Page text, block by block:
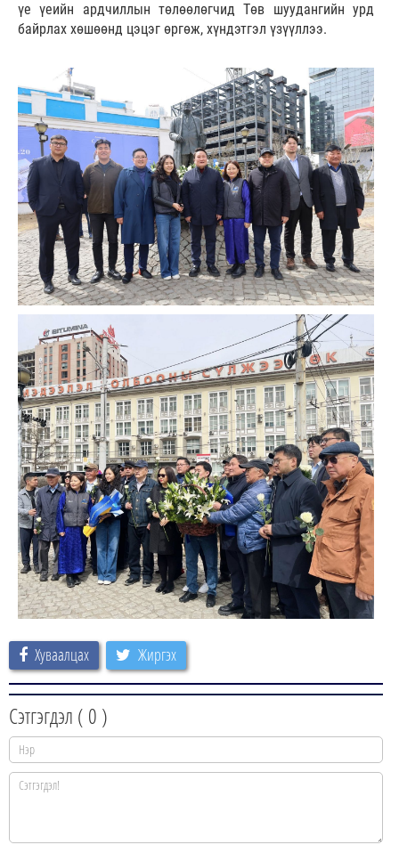
үе үеийн ардчиллын төлөөлөгчид Төв шуудангийн урд
байрлах хөшөөнд цэцэг өргөж, хүндэтгэл үзүүллээ.
Хуваалцах Жиргэх
Сэтгэгдэл ( 0 )